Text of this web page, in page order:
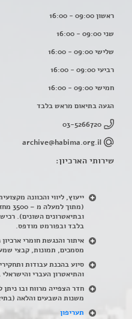
ראשון 09:00 - 16:00
שני 09:00 - 16:00
שלישי 09:00 - 16:00
רביעי 09:00 - 16:00
חמישי 09:00 - 16:00
הגעה בתיאום מראש בלבד
03-5266720
archive@habima.org.il
שירותי הארכיון:
ייעוץ, ליווי והכוונה
ובתיאטרונים השונים).
בלבד ובפורמט מודפס.
איתור והנגשת חומרי ארכיון
מסמכים, תמונות, קבצי
סיוע בהכנת עבודות
והתיאטרון העברי
משנות השבעים והלאה
תעריפון